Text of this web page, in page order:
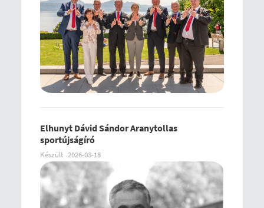
Elhunyt Dávid Sándor Aranytollas
sportújságíró
Készült 2026-03-18